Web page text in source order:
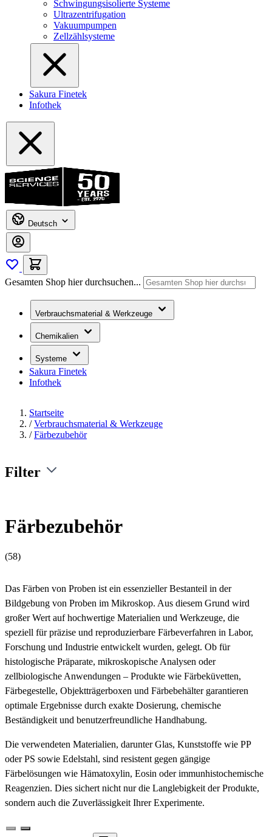
Schwingungsisolierte Systeme
Ultrazentrifugation
Vakuumpumpen
Zellzählsysteme
Sakura Finetek
Infothek
Deutsch
Gesamten Shop hier durchsuchen...
Verbrauchsmaterial & Werkzeuge
Chemikalien
Systeme
Sakura Finetek
Infothek
Startseite
/ Verbrauchsmaterial & Werkzeuge
/ Färbezubehör
Filter
Färbezubehör
(58)
Das Färben von Proben ist ein essenzieller Bestanteil in der
Bildgebung von Proben im Mikroskop. Aus diesem Grund wird
großer Wert auf hochwertige Materialien und Werkzeuge, die
speziell für präzise und reproduzierbare Färbeverfahren in Labor,
Forschung und Industrie entwickelt wurden, gelegt. Ob für
histologische Präparate, mikroskopische Analysen oder
zellbiologische Anwendungen – Produkte wie Färbeküvetten,
Färbegestelle, Objektträgerboxen und Färbebehälter garantieren
optimale Ergebnisse durch exakte Dosierung, chemische
Beständigkeit und benutzerfreundliche Handhabung.
Die verwendeten Materialien, darunter Glas, Kunststoffe wie PP
oder PS sowie Edelstahl, sind resistent gegen gängige
Färbelösungen wie Hämatoxylin, Eosin oder immunhistochemische
Reagenzien. Dies sichert nicht nur die Langlebigkeit der Produkte,
sondern auch die Zuverlässigkeit Ihrer Experimente.